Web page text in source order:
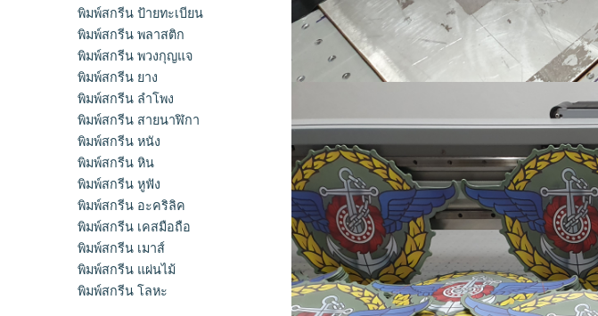
พิมพ์สกรีน ป้ายทะเบียน
พิมพ์สกรีน พลาสติก
พิมพ์สกรีน พวงกุญแจ
พิมพ์สกรีน ยาง
พิมพ์สกรีน ลำโพง
พิมพ์สกรีน สายนาฬิกา
พิมพ์สกรีน หนัง
พิมพ์สกรีน หิน
พิมพ์สกรีน หูฟัง
พิมพ์สกรีน อะคริลิค
พิมพ์สกรีน เคสมือถือ
พิมพ์สกรีน เมาส์
พิมพ์สกรีน แผ่นไม้
พิมพ์สกรีน โลหะ